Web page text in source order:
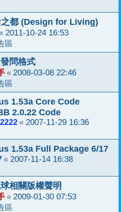
之都 (Design for Living)
2011-10-24 16:53
區
問格式
« 2008-03-08 22:46
區
1.53a Core Code
2.0.22 Code
« 2007-11-29 16:36
1.53a Full Package 6/17
« 2007-11-14 16:38
相關版權聲明
« 2009-01-30 07:53
區